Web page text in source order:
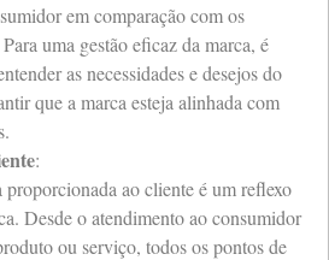
em comparação com os
uma gestão eficaz da marca, é
as necessidades e desejos do
que a marca esteja alinhada com
:
proporcionada ao cliente é um reflexo
Desde o atendimento ao consumidor
ou serviço, todos os pontos de